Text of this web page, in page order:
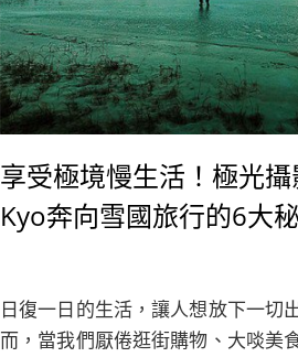
享受極境慢生活！極光
Kyo奔向雪國旅行的6大
日復一日的生活，讓人想放下一切
而，當我們厭倦逛街購物、大啖美